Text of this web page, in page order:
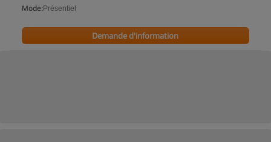
Mode: Présentiel
Demande d'information